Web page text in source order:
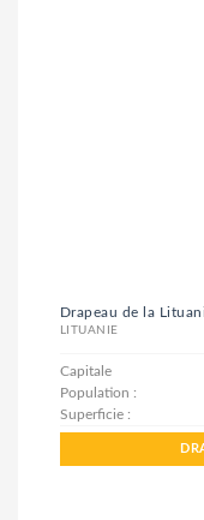
Drapeau de la
LITUANIE
Capitale
Population :
Superficie :